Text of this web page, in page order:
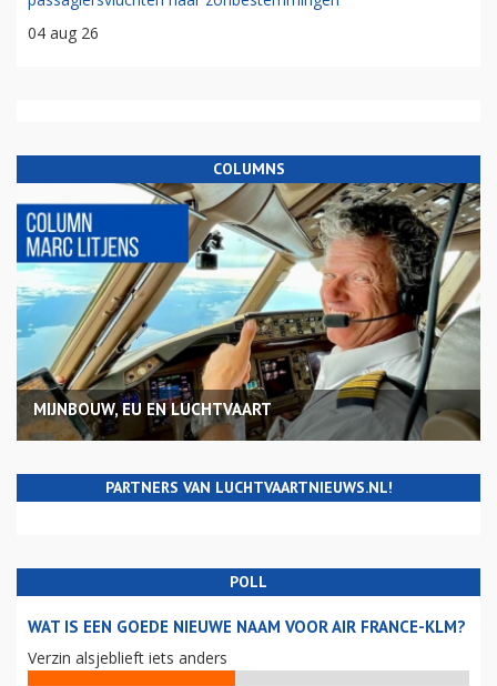
04 aug 26
COLUMNS
MIJNBOUW, EU EN LUCHTVAART
PARTNERS VAN LUCHTVAARTNIEUWS.NL!
POLL
WAT IS EEN GOEDE NIEUWE NAAM VOOR AIR FRANCE-KLM?
Verzin alsjeblieft iets anders